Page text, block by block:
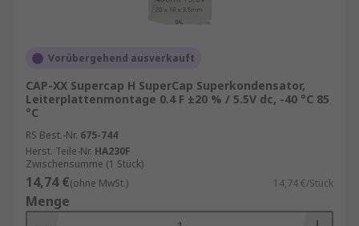
Vorübergehend ausverkauft
CAP-XX Supercap H SuperCap Superkondensator,
Leiterplattenmontage 0.4 F ±20 % / 5.5V dc, -40 °C 85
°C
RS Best.-Nr. 675-744
Herst. Teile-Nr. HA230F
Zwischensumme (1 Stück)
14,74 €(ohne MwSt.) 14,74 €/Stück
Menge